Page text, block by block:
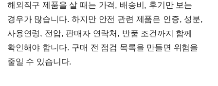
해외직구 제품을 살 때는 가격, 배송비, 후기만 보는
경우가 많습니다. 하지만 안전 관련 제품은 인증, 성분,
사용연령, 전압, 판매자 연락처, 반품 조건까지 함께
확인해야 합니다. 구매 전 점검 목록을 만들면 위험을
줄일 수 있습니다.